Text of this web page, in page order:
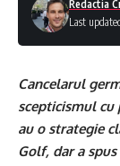
Last
Redactia
Cancelarul
scepticismul
au o strategie
Golf, dar a